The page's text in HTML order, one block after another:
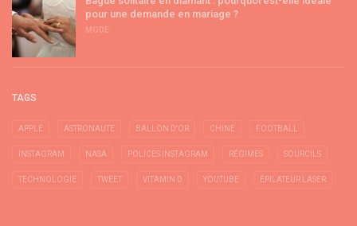
pour une demande en mariage ?
MODE
TAGS
APPLE ASTRONAUTE BALLON D'OR CHINE FOOTBALL
INSTAGRAM NASA POLICES INSTAGRAM RÉGIMES SOURCILS
TECHNOLOGIE TWEET VITAMIN D YOUTUBE ÉPILATEUR LASER